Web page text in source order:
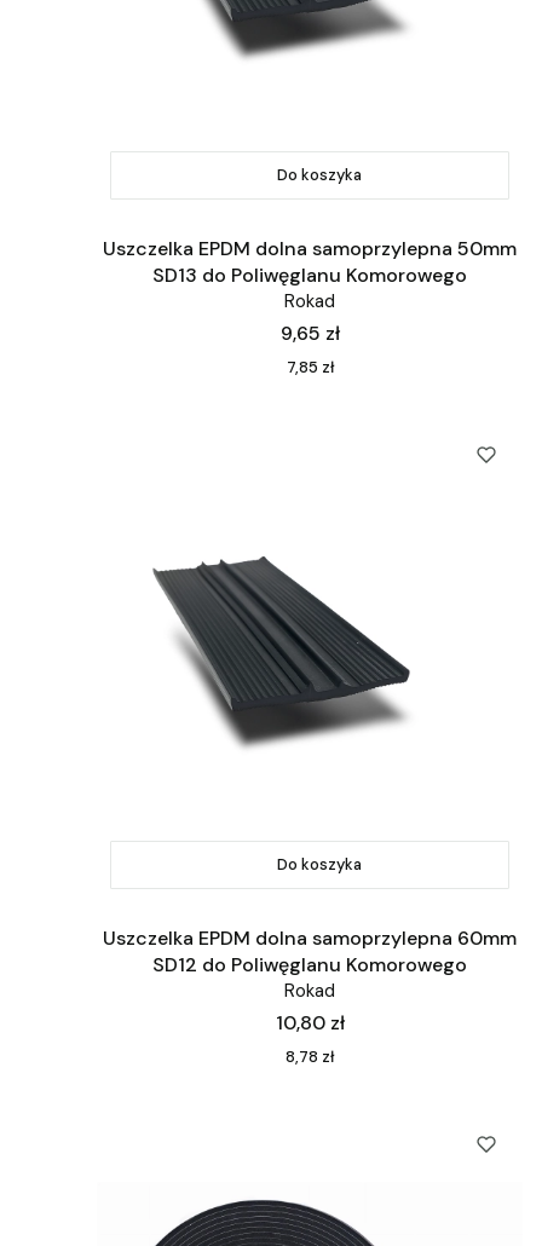
Do koszyka
Uszczelka EPDM dolna samoprzylepna 50mm
SD13 do Poliwęglanu Komorowego
Rokad
Cena
9,65 zł
Cena
7,85 zł
Do koszyka
Uszczelka EPDM dolna samoprzylepna 60mm
SD12 do Poliwęglanu Komorowego
Rokad
Cena
10,80 zł
Cena
8,78 zł